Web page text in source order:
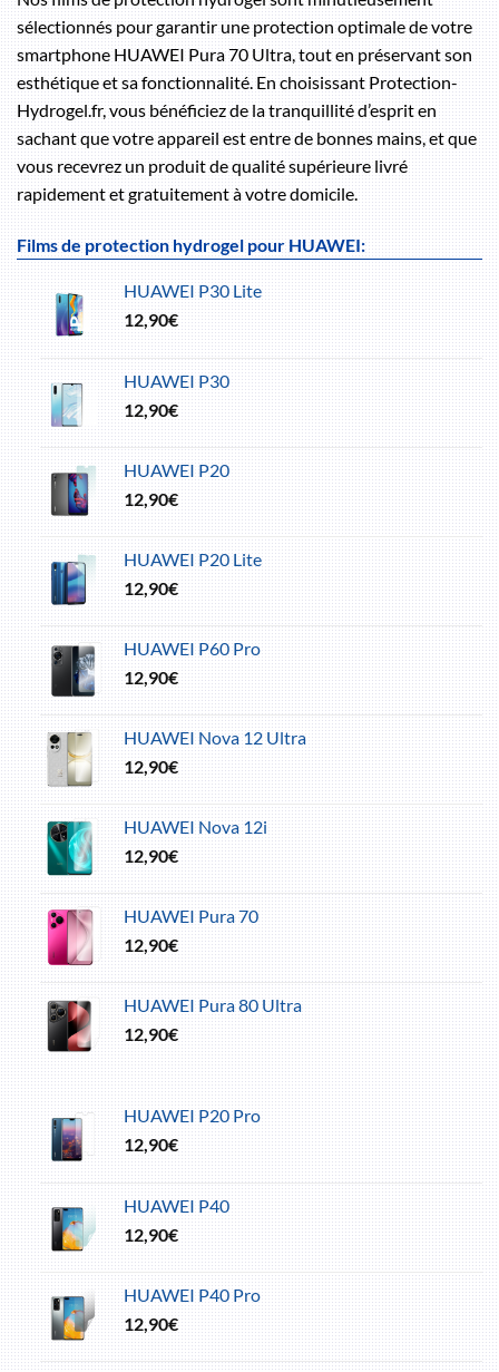
sélectionnés pour garantir une protection optimale de votre
smartphone HUAWEI Pura 70 Ultra, tout en préservant son
esthétique et sa fonctionnalité. En choisissant Protection-
Hydrogel.fr, vous bénéficiez de la tranquillité d’esprit en
sachant que votre appareil est entre de bonnes mains, et que
vous recevrez un produit de qualité supérieure livré
rapidement et gratuitement à votre domicile.
Films de protection hydrogel pour HUAWEI:
HUAWEI P30 Lite
12,90€
HUAWEI P30
12,90€
HUAWEI P20
12,90€
HUAWEI P20 Lite
12,90€
HUAWEI P60 Pro
12,90€
HUAWEI Nova 12 Ultra
12,90€
HUAWEI Nova 12i
12,90€
HUAWEI Pura 70
12,90€
HUAWEI Pura 80 Ultra
12,90€
HUAWEI P20 Pro
12,90€
HUAWEI P40
12,90€
HUAWEI P40 Pro
12,90€